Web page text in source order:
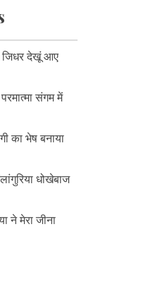
जिधर देखूं आए
संगम में
का भेष बनाया
धोखेबाज
ने मेरा जीना